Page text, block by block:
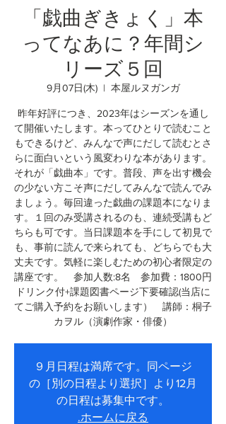
「戯曲ぎきょく」本
ってなあに？年間シ
リーズ５回
9月07日(木)
  |
本屋ルヌガンガ
昨年好評につき、2023年はシーズンを通し
て開催いたします。本ってひとりで読むこと
もできるけど、みんなで声にだして読むとさ
らに面白いという風変わりな本があります。
それが「戯曲本」です。普段、声を出す機会
の少ない方こそ声にだしてみんなで読んでみ
ましょう。毎回違った戯曲の課題本になりま
す。１回のみ受講されるのも、連続受講もど
ちらも可です。当日課題本を手にして初見で
も、事前に読んで来られても、どちらでも大
丈夫です。気軽に楽しむための初心者限定の
講座です。 参加人数:8名 参加費：1800円
ドリンク付+課題図書ページ下要確認(当店に
てご購入予約をお願いします） 講師：桐子
カヲル（演劇作家・俳優）
９月日程は満席です。同ページ
の［別の日程より選択］より12月
の日程は募集中です。
.ホームに戻る